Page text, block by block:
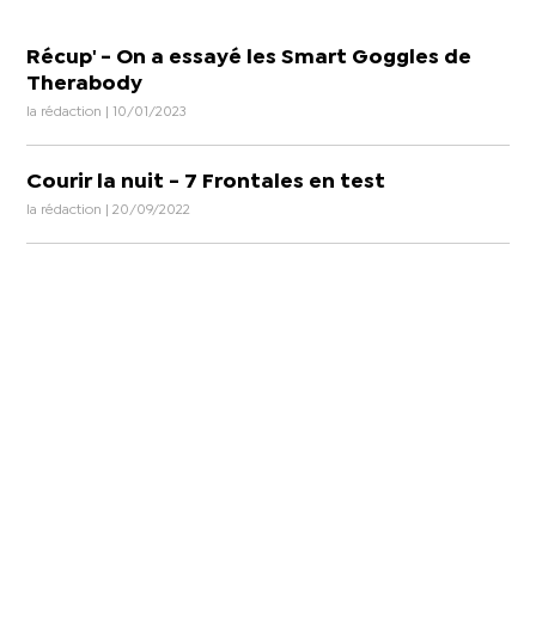
Récup' - On a essayé les Smart Goggles de
Therabody
la rédaction | 10/01/2023
Courir la nuit - 7 Frontales en test
la rédaction | 20/09/2022